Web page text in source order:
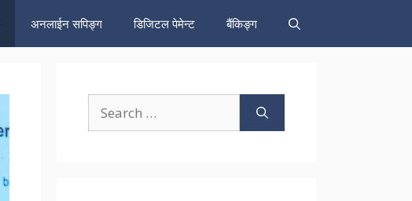
अनलाईन सपिङ्ग डिजिटल पेमेन्ट बैंकिङ्ग
for: